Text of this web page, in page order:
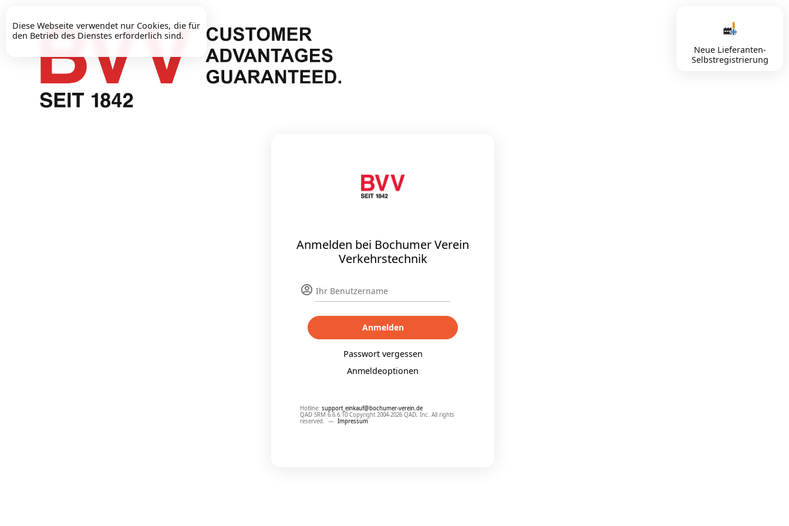
Diese Webseite verwendet nur Cookies, die für
den Betrieb des Dienstes erforderlich sind.
Anmelden bei Bochumer Verein
Verkehrstechnik
Anmelden
Passwort vergessen
Anmeldeoptionen
Hotline: support_einkauf@bochumer-verein.de
QAD SRM 6.6.6.10 Copyright 2004-2026 QAD, Inc. All rights
reserved. — Impressum
Neue Lieferanten-
Selbstregistrierung